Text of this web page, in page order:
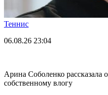
Теннис
06.08.26 23:04
Арина Соболенко рассказала
собственному влогу